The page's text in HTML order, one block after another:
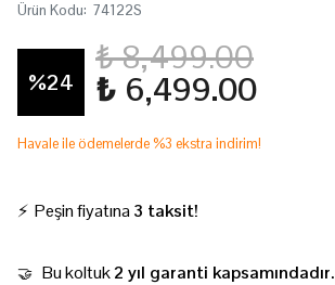
Ürün Kodu: 74122S
%24
₺ 8,499.00
₺ 6,499.00
Havale ile ödemelerde %3 ekstra indirim!
⚡ Peşin fiyatına 3 taksit!
🤝 Bu koltuk2 yıl garanti kapsamındadır.